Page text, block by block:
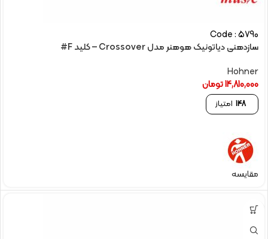
Code : 5790
سازدهنی دیاتونیک هوهنر مدل Crossover – کلید F#
Hohner
14,810,000تومان
148 امتیاز
مقایسه